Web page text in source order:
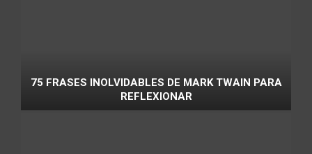
75 FRASES INOLVIDABLES DE MARK TWAIN PARA
REFLEXIONAR